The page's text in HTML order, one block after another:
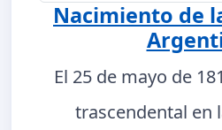
Nacimiento de
El 25 de mayo de
trascendental en